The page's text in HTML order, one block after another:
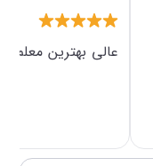
عالی بهترین معلم